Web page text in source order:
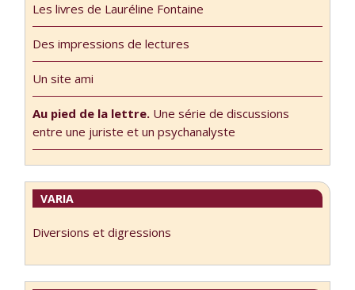
Les livres de Lauréline Fontaine
Des impressions de lectures
Un site ami
Au pied de la lettre. Une série de discussions
entre une juriste et un psychanalyste
VARIA
Diversions et digressions